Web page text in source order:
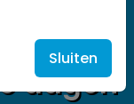
dagen
Sluiten